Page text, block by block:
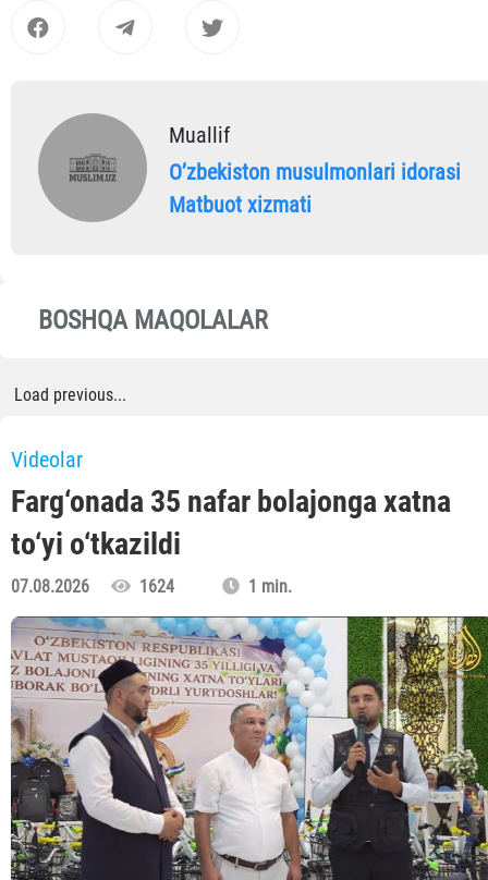
Muallif
Oʼzbekiston musulmonlari idorasi
Matbuot xizmati
BOSHQA MAQOLALAR
Load previous...
Videolar
Farg‘onada 35 nafar bolajonga xatna
to‘yi o‘tkazildi
07.08.2026 1624 1 min.